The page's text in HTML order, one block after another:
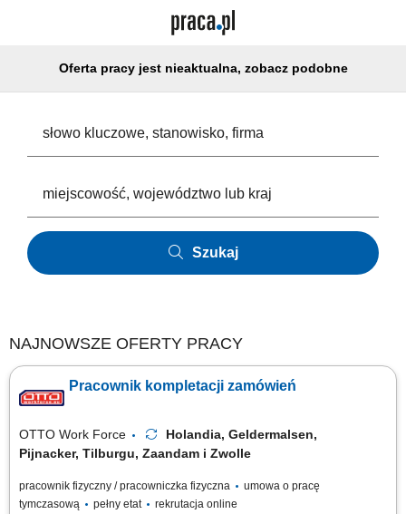
Oferta pracy jest nieaktualna, zobacz podobne
Szukaj
NAJNOWSZE OFERTY PRACY
Pracownik kompletacji zamówień
OTTO Work Force
Holandia, Geldermalsen,
Pijnacker, Tilburgu, Zaandam i Zwolle
pracownik fizyczny / pracowniczka fizyczna
umowa o pracę
tymczasową
pełny etat rekrutacja online